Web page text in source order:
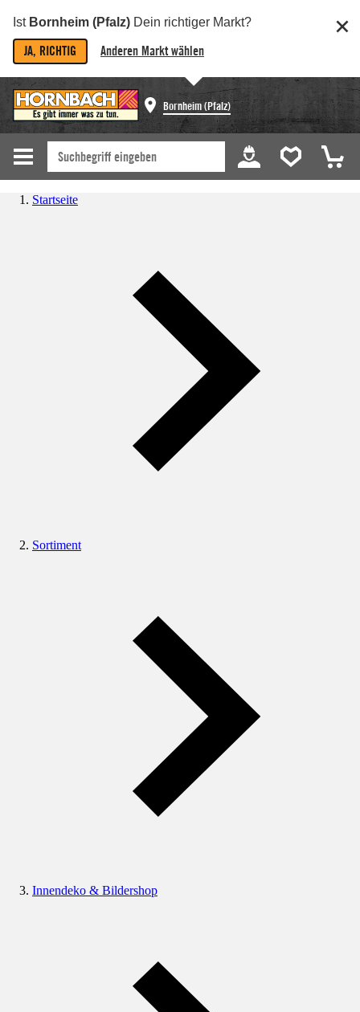
Ist Bornheim (Pfalz) Dein richtiger Markt?
JA, RICHTIG Anderen Markt wählen
Bornheim (Pfalz)
Startseite
Sortiment
Innendeko & Bildershop